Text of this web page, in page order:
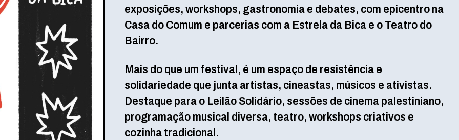
exposições, workshops, gastronomia e debates, com epicentro na
Casa do Comum e parcerias com a Estrela da Bica e o Teatro do
Bairro.
Mais do que um festival, é um espaço de resistência e
solidariedade que junta artistas, cineastas, músicos e ativistas.
Destaque para o Leilão Solidário, sessões de cinema palestiniano,
programação musical diversa, teatro, workshops criativos e
cozinha tradicional.